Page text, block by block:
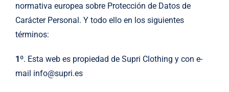
normativa europea sobre Protección de Datos de
Carácter Personal. Y todo ello en los siguientes
términos:
1º. Esta web es propiedad de Supri Clothing y con e-
mail info@supri.es